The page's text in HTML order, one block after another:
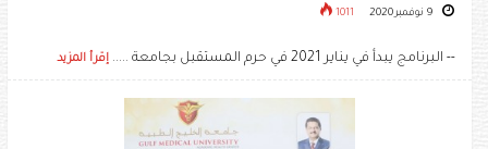
1011
-- البرنامج يبدأ في يناير 2021 في حرم المستقبل بجامعة ..... إقرأ المزيد